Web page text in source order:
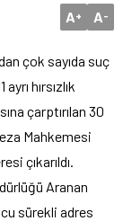
A+ A-
çok sayıda suç
hırsızlık
çarptırılan 30
Mahkemesi
çıkarıldı.
Aranan
sürekli adres